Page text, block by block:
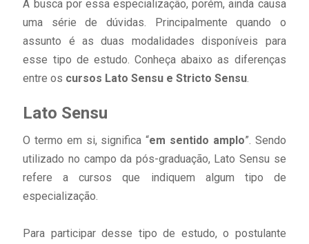
A busca por essa especialização, porém, ainda causa
uma série de dúvidas. Principalmente quando o
assunto é as duas modalidades disponíveis para
esse tipo de estudo. Conheça abaixo as diferenças
entre os cursos Lato Sensu e Stricto Sensu.
Lato Sensu
O termo em si, significa “em sentido amplo”. Sendo
utilizado no campo da pós-graduação, Lato Sensu se
refere a cursos que indiquem algum tipo de
especialização.
Para participar desse tipo de estudo, o postulante